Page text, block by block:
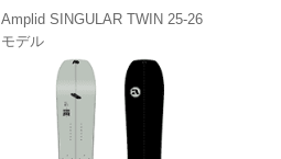
Amplid SINGULAR TWIN 25-26
モデル